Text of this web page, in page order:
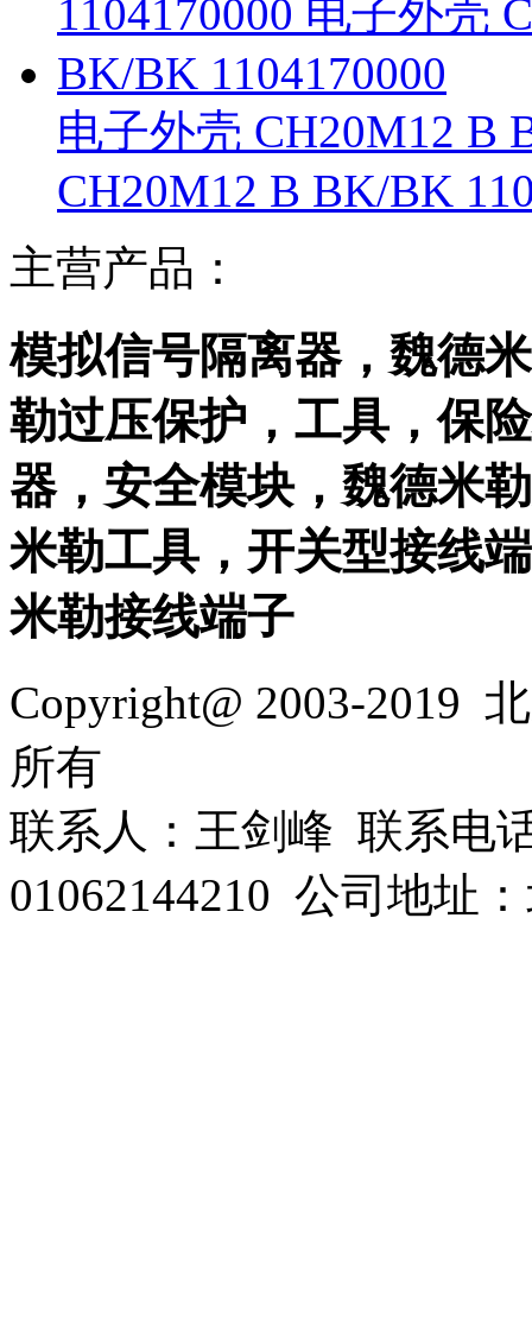
电子外壳 CH20M12 B
CH20M12 B BK/BK
主营产品：
模拟信号隔离器，魏德
勒过压保护，工具，保
器，安全模块，魏德米
米勒工具，开关型接线
米勒接线端子
Copyright@ 2003-2019
所有
联系人：王剑峰 联系电
01062144210 公司地址